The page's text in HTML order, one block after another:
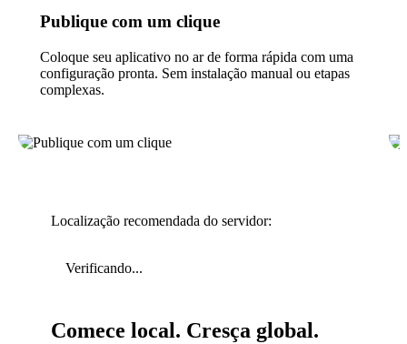
Publique com um clique
Coloque seu aplicativo no ar de forma rápida com uma
configuração pronta. Sem instalação manual ou etapas
complexas.
Localização recomendada do servidor:
Verificando...
Comece local. Cresça global.